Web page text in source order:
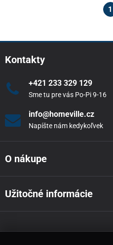
1
Kontakty
+421 233 329 129
Sme tu pre vás Po-Pi 9-16
info@homeville.cz
Napíšte nám kedykoľvek
O nákupe
Užitočné informácie